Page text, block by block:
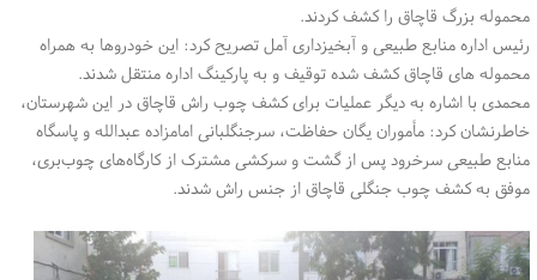
محموله بزرگ قاچاق را کشف کردند.
رئیس اداره منابع طبیعی و آبخیزداری آمل تصریح کرد: این خودروها به همراه
محموله های قاچاق کشف شده توقیف و به پارکینگ اداره منتقل شدند.
محمدی با اشاره به دیگر عملیات برای کشف چوب راش قاچاق در این شهرستان،
خاطرنشان کرد: مأموران یگان حفاظت، سرجنگلبانی امامزاده عبدالله و پاسگاه
منابع طبیعی سرخرود پس از گشت و سرکشی مشترک از کارگاه‌های چوب‌بری،
موفق به کشف چوب جنگلی قاچاق از جنس راش شدند.